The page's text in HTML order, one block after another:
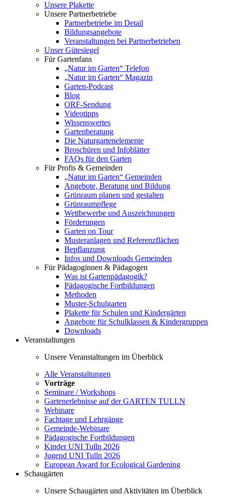
Unsere Plakette
Unsere Partnerbetriebe
Partnerbetriebe im Detail
Bildungsangebote
Veranstaltungen bei Partnerbetrieben
Unser Gütesiegel
Für Gartenfans
„Natur im Garten“ Telefon
„Natur im Garten“ Magazin
Garten-Podcast
Blog
ORF-Sendung
Videotipps
Wissenswertes
Gartenberatung
Die Naturgartenelemente
Broschüren und Infoblätter
FAQs für den Garten
Für Profis & Gemeinden
„Natur im Garten“ Gemeinden
Angebote, Beratung und Bildung
Grünraum planen und gestalten
Grünraumpflege
Wettbewerbe und Auszeichnungen
Förderungen
Garten on Tour
Musteranlagen und Referenzflächen
Bepflanzung
Infos und Downloads Gemeinden
Für Pädagoginnen & Pädagogen
Was ist Gartenpädagogik?
Pädagogische Fortbildungen
Methoden
Muster-Schulgarten
Plakette für Schulen und Kindergärten
Angebote für Schulklassen & Kindergruppen
Downloads
Veranstaltungen
Unsere Veranstaltungen im Überblick
Alle Veranstaltungen
Vorträge
Seminare / Workshops
Gartenerlebnisse auf der GARTEN TULLN
Webinare
Fachtage und Lehrgänge
Gemeinde-Webinare
Pädagogische Fortbildungen
Kinder UNI Tulln 2026
Jugend UNI Tulln 2026
European Award for Ecological Gardening
Schaugärten
Unsere Schaugärten und Aktivitäten im Überblick